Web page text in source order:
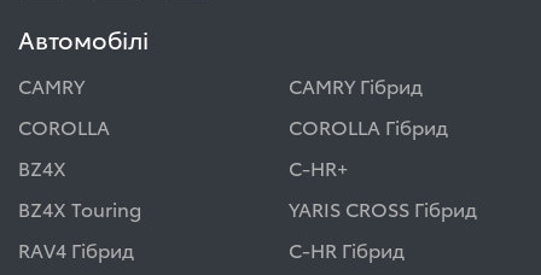
Автомобілі
CAMRY
CAMRY Гібрид
COROLLA
COROLLA Гібрид
BZ4X
C-HR+
BZ4X Touring
YARIS CROSS Гібрид
RAV4 Гібрид
C-HR Гібрид